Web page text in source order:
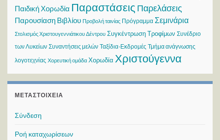
Παιδική Χορωδία Παραστάσεις Παρελάσεις
Παρουσίαση Βιβλίου Προβολή ταινίας Πρόγραμμα Σεμινάρια
Στολισμός Χριστουγεννιάτικου Δέντρου Συγκέντρωση Τροφίμων Συνέδριο
των Λυκείων Συναντήσεις μελών Ταξίδια-Εκδρομές Τμήμα ανάγνωσης
λογοτεχνίας Χορευτική ομάδα Χορωδία Χριστούγεννα
ΜΕΤΑΣΤΟΙΧΕΊΑ
Σύνδεση
Ροή καταχωρίσεων